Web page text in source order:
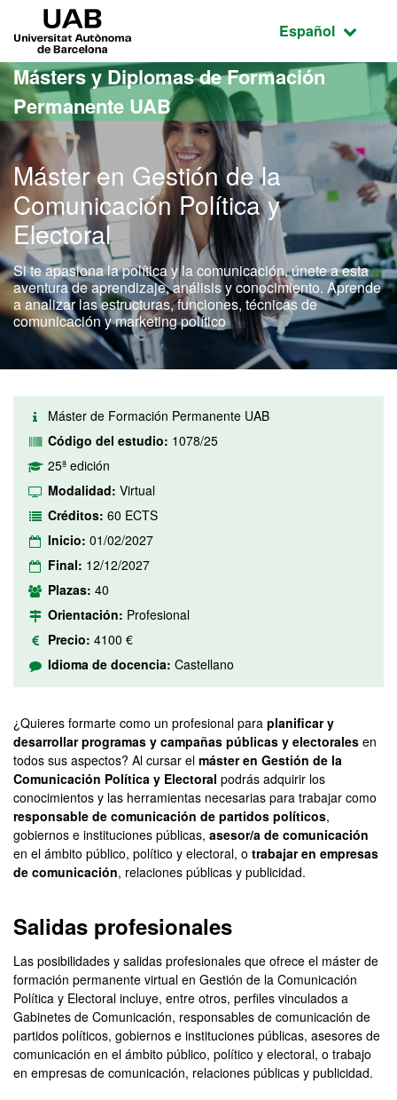
Acceso al contenido principal
Acceso a la navegación de la página
Idioma
Español
Másters y Diplomas de Formación
Permanente UAB
Máster en Gestión de la
Comunicación Política y
Electoral
Si te apasiona la política y la comunicación, únete a esta
aventura de aprendizaje, análisis y conocimiento. Aprende
a analizar las estructuras, funciones, técnicas de
comunicación y marketing político
Máster de Formación Permanente UAB
Código del estudio: 1078/25
25ª edición
Modalidad: Virtual
Créditos: 60 ECTS
Inicio: 01/02/2027
Final: 12/12/2027
Plazas: 40
Orientación: Profesional
Precio: 4100 €
Idioma de docencia: Castellano
¿Quieres formarte como un profesional para planificar y
desarrollar programas y campañas públicas y electorales en
todos sus aspectos? Al cursar el máster en Gestión de la
Comunicación Política y Electoral podrás adquirir los
conocimientos y las herramientas necesarias para trabajar como
responsable de comunicación de partidos políticos,
gobiernos e instituciones públicas, asesor/a de comunicación
en el ámbito público, político y electoral, o trabajar en empresas
de comunicación, relaciones públicas y publicidad.
Salidas profesionales
Las posibilidades y salidas profesionales que ofrece el máster de
formación permanente virtual en Gestión de la Comunicación
Política y Electoral incluye, entre otros, perfiles vinculados a
Gabinetes de Comunicación, responsables de comunicación de
partidos políticos, gobiernos e instituciones públicas, asesores de
comunicación en el ámbito público, político y electoral, o trabajo
en empresas de comunicación, relaciones públicas y publicidad.